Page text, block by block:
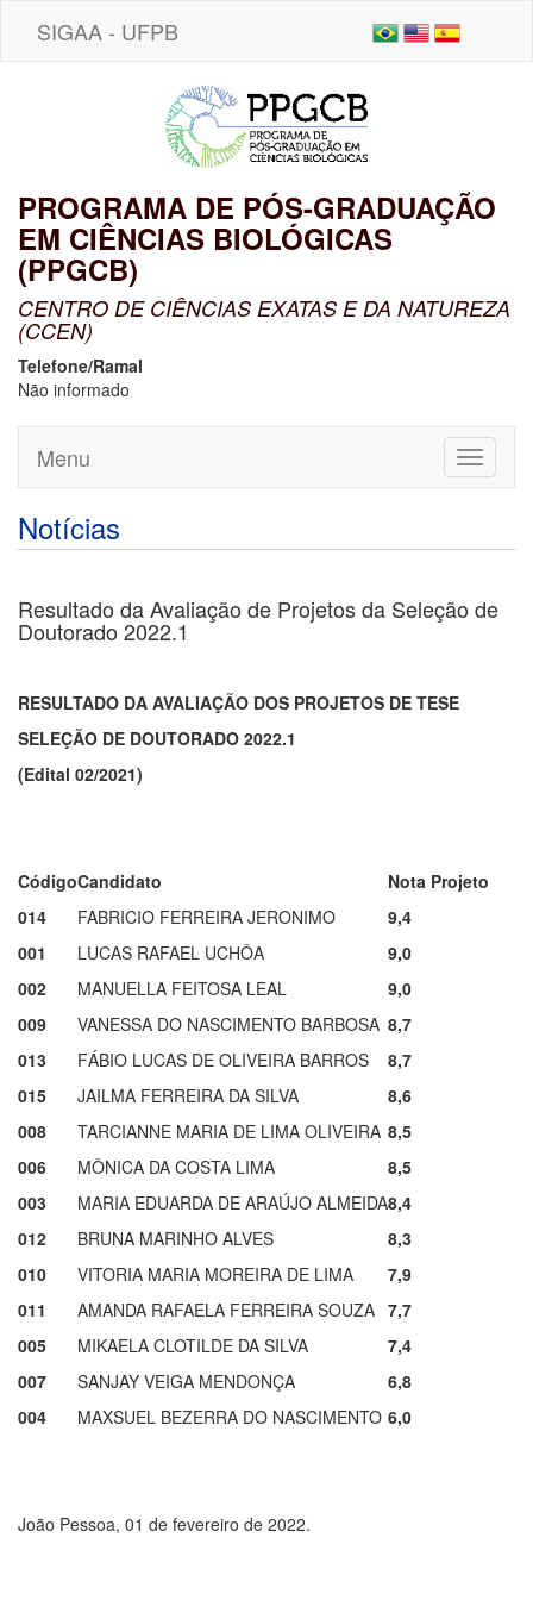
SIGAA - UFPB
PROGRAMA DE PÓS-GRADUAÇÃO
EM CIÊNCIAS BIOLÓGICAS
(PPGCB)
CENTRO DE CIÊNCIAS EXATAS E DA NATUREZA
(CCEN)
Telefone/Ramal
Não informado
Toggle
Menu
Notícias
Resultado da Avaliação de Projetos da Seleção de
Doutorado 2022.1
RESULTADO DA AVALIAÇÃO DOS PROJETOS DE TESE
SELEÇÃO DE DOUTORADO 2022.1
(Edital 02/2021)
CódigoCandidato
Nota Projeto
014
FABRICIO FERREIRA JERONIMO
9,4
001
LUCAS RAFAEL UCHÔA
9,0
002
MANUELLA FEITOSA LEAL
9,0
009
VANESSA DO NASCIMENTO BARBOSA 8,7
013
FÁBIO LUCAS DE OLIVEIRA BARROS
8,7
015
JAILMA FERREIRA DA SILVA
8,6
008
TARCIANNE MARIA DE LIMA OLIVEIRA 8,5
006
MÔNICA DA COSTA LIMA
8,5
003
MARIA EDUARDA DE ARAÚJO ALMEIDA8,4
012
BRUNA MARINHO ALVES
8,3
010
VITORIA MARIA MOREIRA DE LIMA
7,9
011
AMANDA RAFAELA FERREIRA SOUZA 7,7
005
MIKAELA CLOTILDE DA SILVA
7,4
007
SANJAY VEIGA MENDONÇA
6,8
004
MAXSUEL BEZERRA DO NASCIMENTO 6,0
João Pessoa, 01 de fevereiro de 2022.